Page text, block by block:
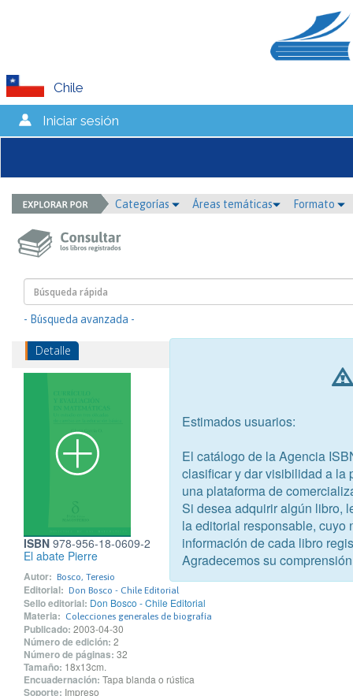
Chile
Iniciar sesión
Categorías Áreas temáticas Formato
- Búsqueda avanzada -
Detalle
ISBN 978-956-18-0609-2
El abate Pierre
Autor: Bosco, Teresio
Editorial: Don Bosco - Chile Editorial
Sello editorial: Don Bosco - Chile Editorial
Materia: Colecciones generales de biografía
Publicado: 2003-04-30
Número de edición: 2
Número de páginas: 32
Tamaño: 18x13cm.
Encuadernación: Tapa blanda o rústica
Soporte: Impreso
Estimados usuarios:
El catálogo de la Agencia
clasificar y dar visibilidad a la
una plataforma de
Si desea adquirir algún libro,
la editorial responsable, cuyo
información de cada libro
Agradecemos su